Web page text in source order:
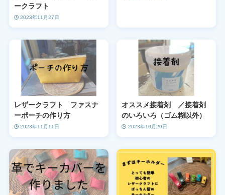
ークラフト
2023年11月27日
レザークラフト ファスナ
ーポーチの作り方
2023年11月11日
オススメ接着剤 ／接着剤
のいろいろ（ゴム糊以外）
2023年10月29日